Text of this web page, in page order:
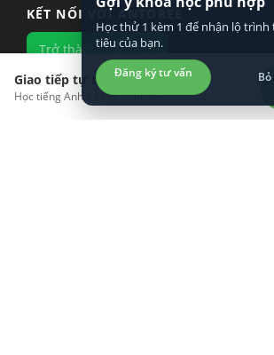
Giao tiếp tự tin hơn?
Học tiếng Anh 1 kèm 1 online!
KẾT NỐI VỚI ANTOREE
Trở thành giáo viên
KHÁM PHÁ
Học thử 1 kèm 1 để nhận lộ
tiêu của bạn.
Đăng ký tư vấn